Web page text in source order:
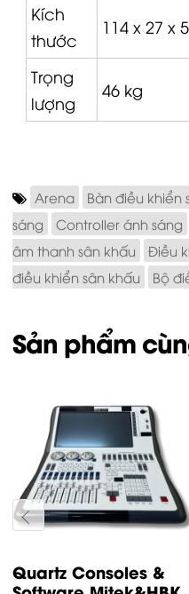
Kích
thước
114 x 27 x
Trọng
lượng
46 kg
Arena Bàn điều khiển
sáng
Controller ánh sáng
âm thanh sân khấu
Điều
điều khiển sân khấu
Bộ
Sản phẩm
Wing
T2